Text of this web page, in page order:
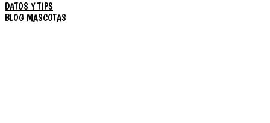
DATOS Y TIPS
BLOG MASCOTAS